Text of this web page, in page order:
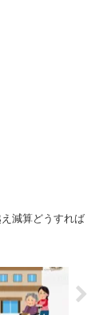
減算どうすれば